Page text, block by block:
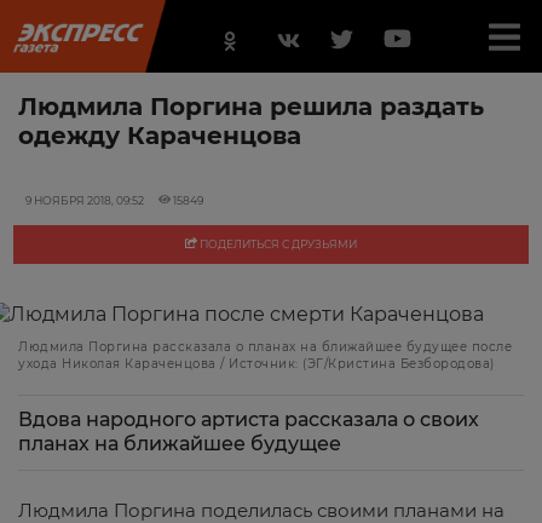
Людмила Поргина решила раздать
одежду Караченцова
9 НОЯБРЯ 2018, 09:52 15849
ПОДЕЛИТЬСЯ С ДРУЗЬЯМИ
Людмила Поргина рассказала о планах на ближайшее будущее после
ухода Николая Караченцова / Источник: (ЭГ/Кристина Безбородова)
Вдова народного артиста рассказала о своих
планах на ближайшее будущее
Людмила Поргина поделилась своими планами на